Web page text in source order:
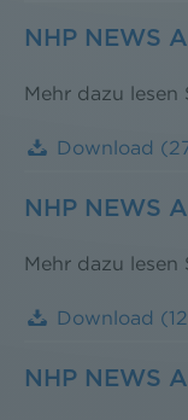
NHP NEWS
Mehr dazu lesen
Download
NHP NEWS
Mehr dazu lesen
Download
NHP NEWS